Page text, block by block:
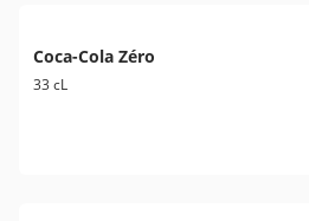
Coca-Cola Zéro
33 cL